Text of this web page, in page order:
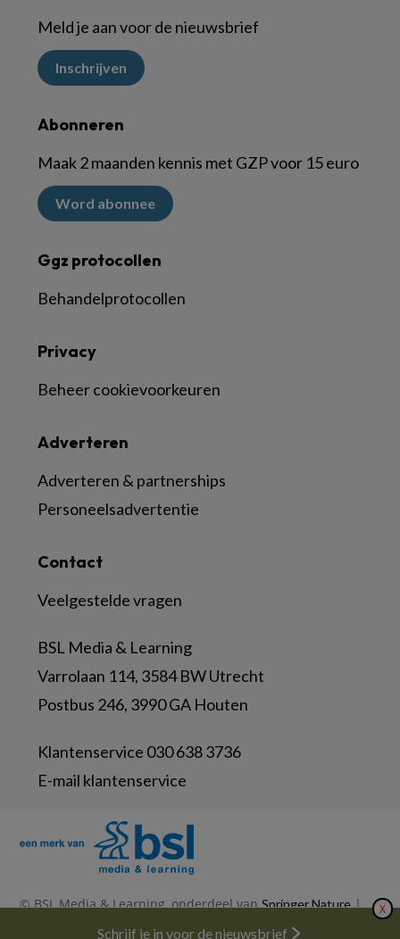
Meld je aan voor de nieuwsbrief
Inschrijven
Abonneren
Maak 2 maanden kennis met GZP voor 15 euro
Word abonnee
Ggz protocollen
Behandelprotocollen
Contact
Veelgestelde vragen
BSL Media & Learning
Varrolaan 114, 3584 BW Utrecht
Postbus 246, 3990 GA Houten
Klantenservice 030 638 3736
E-mail klantenservice
Adverteren
Adverteren & partnerships
Personeelsadvertentie
Privacy
Beheer cookievoorkeuren
© BSL Media & Learning, onderdeel van Springer Nature | X
Schrijf je in voor de nieuwsbrief
Nieuwsbrief Abonneren